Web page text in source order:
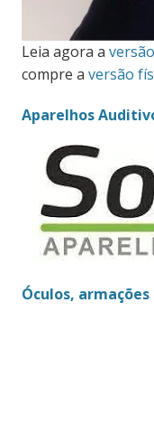
Leia agora a
compre a versão
Aparelhos
Óculos,